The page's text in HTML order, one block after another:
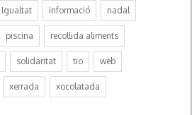
Igualtat informació nadal
piscina recollida aliments
solidaritat tio web
xerrada xocolatada